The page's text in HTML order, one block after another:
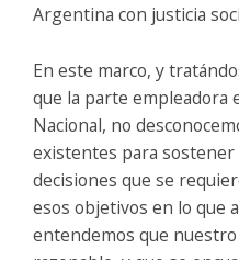
Argentina con justicia
En este marco, y
que la parte empleadora
Nacional, no
existentes para
decisiones que se
esos objetivos en lo que
entendemos que